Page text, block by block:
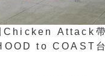
Attack帶
to COAST